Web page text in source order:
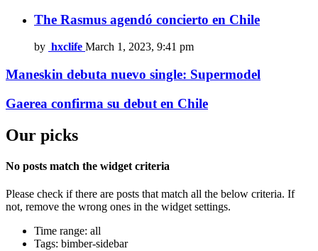
The Rasmus agendó concierto en Chile
by hxclife March 1, 2023, 9:41 pm
Maneskin debuta nuevo single: Supermodel
Gaerea confirma su debut en Chile
Our picks
No posts match the widget criteria
Please check if there are posts that match all the below criteria. If
not, remove the wrong ones in the widget settings.
Time range: all
Tags: bimber-sidebar